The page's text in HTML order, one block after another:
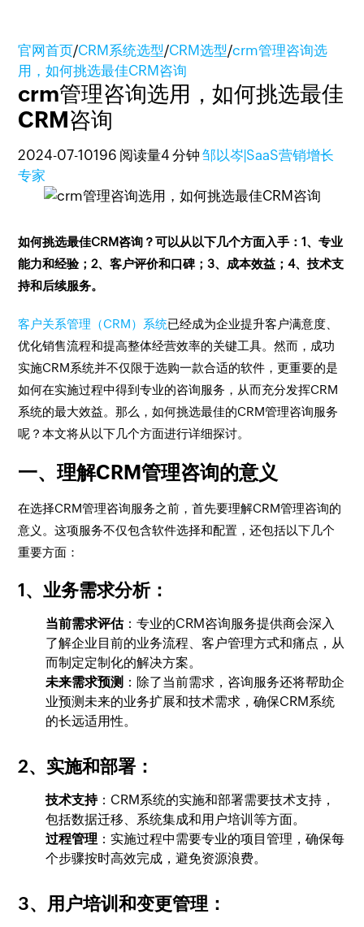
官网首页/CRM系统选型/CRM选型/crm管理咨询选
用，如何挑选最佳CRM咨询
crm管理咨询选用，如何挑选最佳
CRM咨询
2024-07-10196 阅读量4 分钟 邹以岑|SaaS营销增长
专家
如何挑选最佳CRM咨询？可以从以下几个方面入手：1、专业
能力和经验；2、客户评价和口碑；3、成本效益；4、技术支
持和后续服务。
客户关系管理（CRM）系统已经成为企业提升客户满意度、
优化销售流程和提高整体经营效率的关键工具。然而，成功
实施CRM系统并不仅限于选购一款合适的软件，更重要的是
如何在实施过程中得到专业的咨询服务，从而充分发挥CRM
系统的最大效益。那么，如何挑选最佳的CRM管理咨询服务
呢？本文将从以下几个方面进行详细探讨。
一、理解CRM管理咨询的意义
在选择CRM管理咨询服务之前，首先要理解CRM管理咨询的
意义。这项服务不仅包含软件选择和配置，还包括以下几个
重要方面：
1、业务需求分析：
当前需求评估：专业的CRM咨询服务提供商会深入
了解企业目前的业务流程、客户管理方式和痛点，从
而制定定制化的解决方案。
未来需求预测 ：除了当前需求，咨询服务还将帮助企
业预测未来的业务扩展和技术需求，确保CRM系统
的长远适用性。
2、实施和部署 ：
技术支持：CRM系统的实施和部署需要技术支持，
包括数据迁移、系统集成和用户培训等方面。
过程管理 ：实施过程中需要专业的项目管理，确保每
个步骤按时高效完成，避免资源浪费。
3、用户培训和变更管理 ：